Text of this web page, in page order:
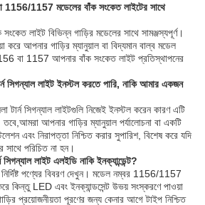
1156/1157 মডেলের বাঁক সংকেত লাইটের সাথে
লাইট বিভিন্ন গাড়ির মডেলের সাথে সামঞ্জস্যপূর্ণ।
করে আপনার গাড়ির ম্যানুয়াল বা বিদ্যমান বাল্ব মডেল
বা 1157 আপনার বাঁক সংকেত লাইট প্রতিস্থাপনের
সিগন্যাল লাইট ইনস্টল করতে পারি, নাকি আমার একজন
টার্ন সিগন্যাল লাইটগুলি নিজেই ইনস্টল করেন কারণ এটি
আপনার গাড়ির ম্যানুয়াল পর্যালোচনা বা একটি
এবং নিরাপত্তা নিশ্চিত করার সুপারিশ, বিশেষ করে যদি
সাথে পরিচিত না হন।
লাইট এলইডি নাকি ইনক্যান্ডেন্ট?
নির্দিষ্ট পণ্যের বিবরণ দেখুন। মডেল নম্বর 1156/1157
কিন্তু LED এবং ইনক্যান্ডসেন্ট উভয় সংস্করণে পাওয়া
প্রয়োজনীয়তা পূরণের জন্য কেনার আগে টাইপ নিশ্চিত